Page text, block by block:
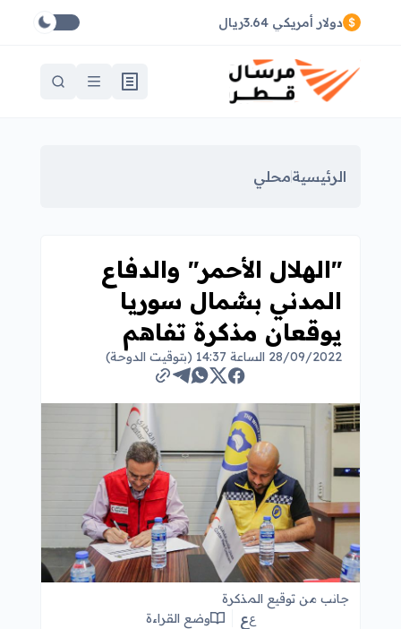
دولار أمريكي 3.64ريال
الرئيسيةمحلي
"الهلال الأحمر" والدفاع
المدني بشمال سوريا
يوقعان مذكرة تفاهم
28/09/2022 الساعة 14:37 (بتوقيت الدوحة)
جانب من توقيع المذكرة
عع وضع القراءة